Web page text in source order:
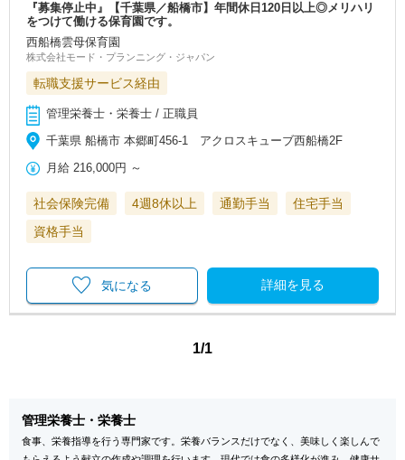
『募集停止中』【千葉県／船橋市】年間休日120日以上◎メリハリ
をつけて働ける保育園です。
西船橋雲母保育園
株式会社モード・プランニング・ジャパン
転職支援サービス経由
管理栄養士・栄養士 / 正職員
千葉県 船橋市 本郷町456-1 アクロスキューブ西船橋2F
月給 216,000円 ～
社会保険完備 4週8休以上 通勤手当
住宅手当
資格手当
詳細を見る
気になる
1/1
管理栄養士・栄養士
食事、栄養指導を行う専門家です。栄養バランスだけでなく、美味しく楽しんで